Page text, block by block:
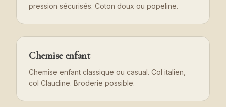
pression sécurisés. Coton doux ou popeline.
Chemise enfant
Chemise enfant classique ou casual. Col italien,
col Claudine. Broderie possible.